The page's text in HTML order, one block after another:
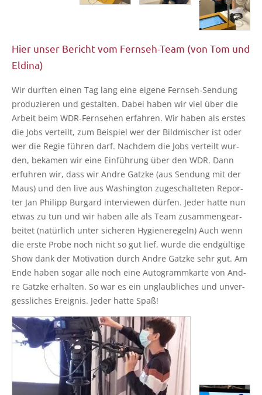
Hier unser Bericht vom Fernseh-Team (von Tom und
Eldina)
Wir durf­ten einen Tag lang eine eige­ne Fern­seh-Sen­dung
pro­du­zie­ren und gestal­ten. Dabei haben wir viel über die
Arbeit beim WDR-Fern­se­hen erfah­ren. Wir haben als ers­tes
die Jobs ver­teilt, zum Bei­spiel wer der Bild­mi­scher ist oder
wer die Regie füh­ren darf. Nach­dem die Jobs ver­teilt wur­
den, beka­men wir eine Ein­füh­rung über den WDR. Dann
erfuh­ren wir, dass wir And­re Gatz­ke (aus Sen­dung mit der
Maus) und den live aus Washing­ton zuge­schal­te­ten Repor­
ter Jan Phil­ipp Burgard inter­view­en dür­fen. Jeder hat­te nun
etwas zu tun und wir haben alle als Team zusam­men­ge­ar­
bei­tet (natür­lich unter siche­ren Hygie­ne­re­geln) Auch wenn
die ers­te Pro­be noch nicht so gut lief, wur­de die end­gül­ti­ge
Show dank der Moti­va­ti­on durch And­re Gatz­ke sehr gut. Am
Ende haben sogar alle noch eine Auto­gramm­kar­te von And­
re Gatz­ke erhal­ten. So war es ein unglaub­li­ches und unver­
gess­li­ches Ereig­nis. Jeder hat­te Spaß!